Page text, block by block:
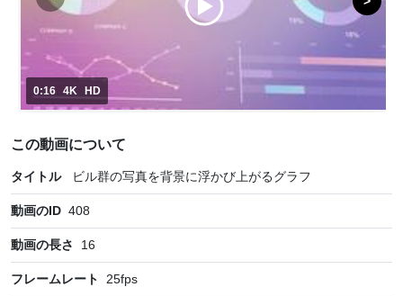
0:16 4K HD
この動画について
タイトル ビル群の写真を背景に浮かび上がるグラフ
動画のID 408
動画の長さ 16
フレームレート 25fps